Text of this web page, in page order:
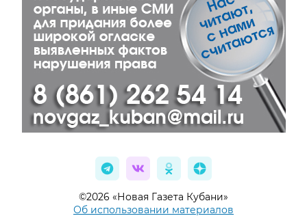
©2026 «Новая Газета Кубани»
Об использовании материалов